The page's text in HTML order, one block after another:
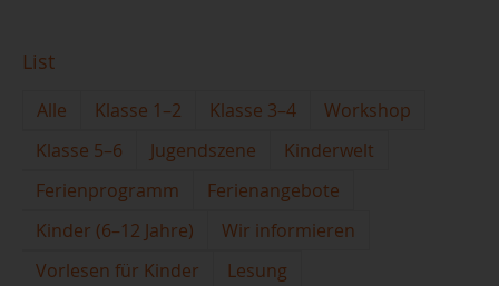
List
Alle Klasse 1–2 Klasse 3–4
Workshop
Klasse 5–6
Jugendszene
Kinderwelt
Ferienprogramm
Ferienangebote
Kinder (6–12 Jahre)
Wir informieren
Vorlesen für Kinder
Lesung